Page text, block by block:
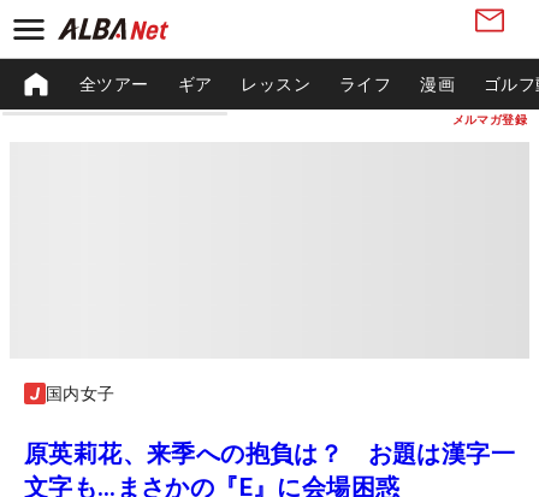
メルマガ登録
全ツアー ギア レッスン ライフ 漫画 ゴル
国内女子
原英莉花、来季への抱負は？ お題は漢字一
文字も…まさかの『E』に会場困惑